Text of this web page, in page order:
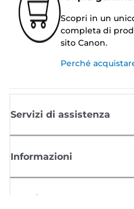
Scopri in un
completa di
sito Canon.
Perché
Servizi di assistenza
Informazioni
Acquisto